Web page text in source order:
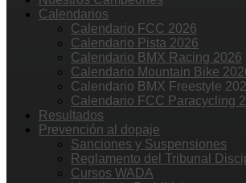
Calendarios
Calendario FCC 2026
Calendario Pista 2026
Calendario BMX Racing 2026
Calendario Mountain Bike
Calendario BMX Freestyle
Calendario FCC Paracycling
Resultados
Prevención al dopaje
Sanciones y Suspensiones
Reglamento del Tribunal
Cursos WADA